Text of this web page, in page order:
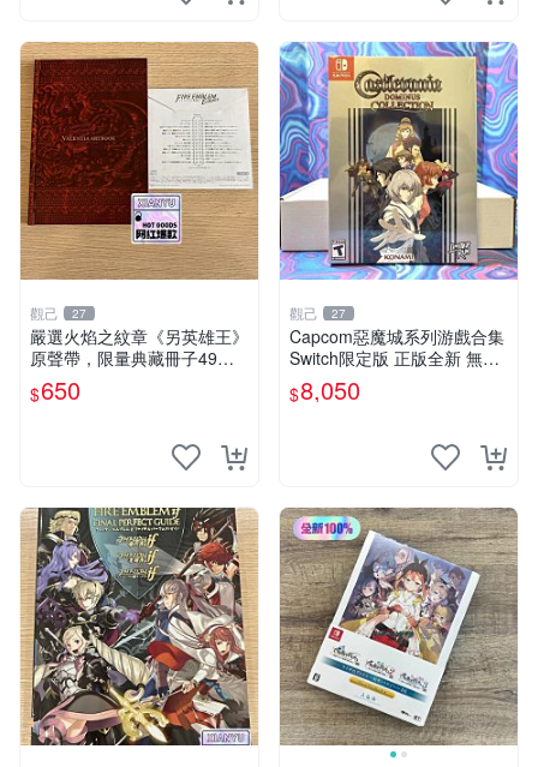
觀己 27
嚴選火焰之紋章《另英雄王》
原聲帶，限量典藏冊子49首
歌單79頁 另英雄王 燈塔 輪迴
傳說
$650
觀己 27
Capcom惡魔城系列游戲合集
Switch限定版 正版全新 無鎖
無刪改 惡魔城 合集 游戲機游
戲
$8,050